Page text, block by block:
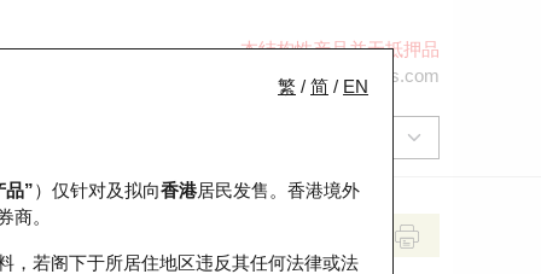
本结构性产品并无抵押品
ol-hkwarrants@ubs.com
繁 / 简 / EN
品”）仅针对及拟向香港居民发售。香港境外
商。
，若阁下于所居住地区违反其任何法律或法